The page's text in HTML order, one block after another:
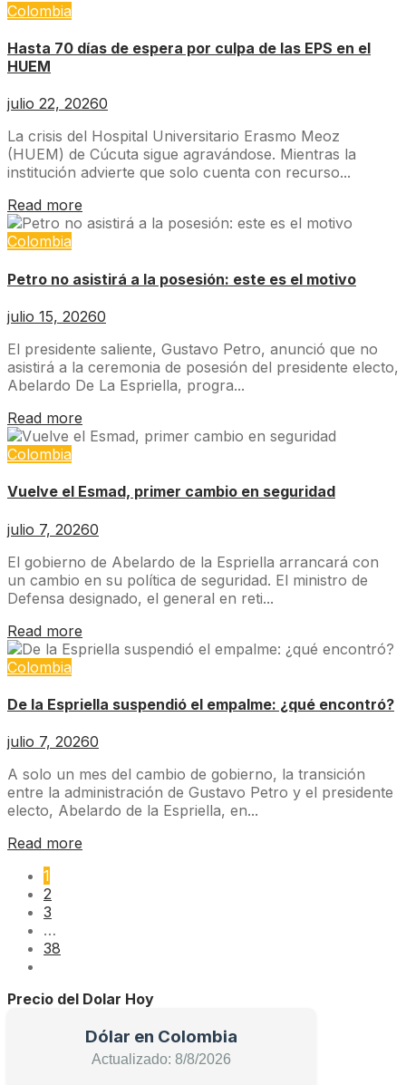
Colombia
Hasta 70 días de espera por culpa de las EPS en el
HUEM
julio 22, 20260
La crisis del Hospital Universitario Erasmo Meoz
(HUEM) de Cúcuta sigue agravándose. Mientras la
institución advierte que solo cuenta con recurso...
Read more
Colombia
Petro no asistirá a la posesión: este es el motivo
julio 15, 20260
El presidente saliente, Gustavo Petro, anunció que no
asistirá a la ceremonia de posesión del presidente electo,
Abelardo De La Espriella, progra...
Read more
Colombia
Vuelve el Esmad, primer cambio en seguridad
julio 7, 20260
El gobierno de Abelardo de la Espriella arrancará con
un cambio en su política de seguridad. El ministro de
Defensa designado, el general en reti...
Read more
Colombia
De la Espriella suspendió el empalme: ¿qué encontró?
julio 7, 20260
A solo un mes del cambio de gobierno, la transición
entre la administración de Gustavo Petro y el presidente
electo, Abelardo de la Espriella, en...
Read more
1
2
3
…
38
Precio del Dolar Hoy
Dólar en Colombia
Actualizado: 8/8/2026